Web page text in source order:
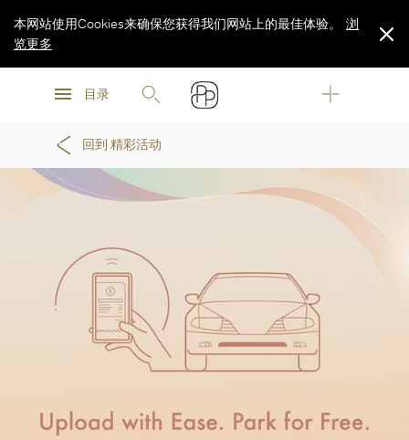
浏
目录
本网站使用Cookies来确保您获得我们网站上的最佳体验。
浏
览更多
回到 精彩活动